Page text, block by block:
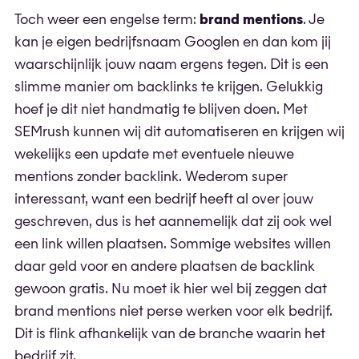
Toch weer een engelse term: brand mentions. Je
kan je eigen bedrijfsnaam Googlen en dan kom jij
waarschijnlijk jouw naam ergens tegen. Dit is een
slimme manier om backlinks te krijgen. Gelukkig
hoef je dit niet handmatig te blijven doen. Met
SEMrush kunnen wij dit automatiseren en krijgen wij
wekelijks een update met eventuele nieuwe
mentions zonder backlink. Wederom super
interessant, want een bedrijf heeft al over jouw
geschreven, dus is het aannemelijk dat zij ook wel
een link willen plaatsen. Sommige websites willen
daar geld voor en andere plaatsen de backlink
gewoon gratis. Nu moet ik hier wel bij zeggen dat
brand mentions niet perse werken voor elk bedrijf.
Dit is flink afhankelijk van de branche waarin het